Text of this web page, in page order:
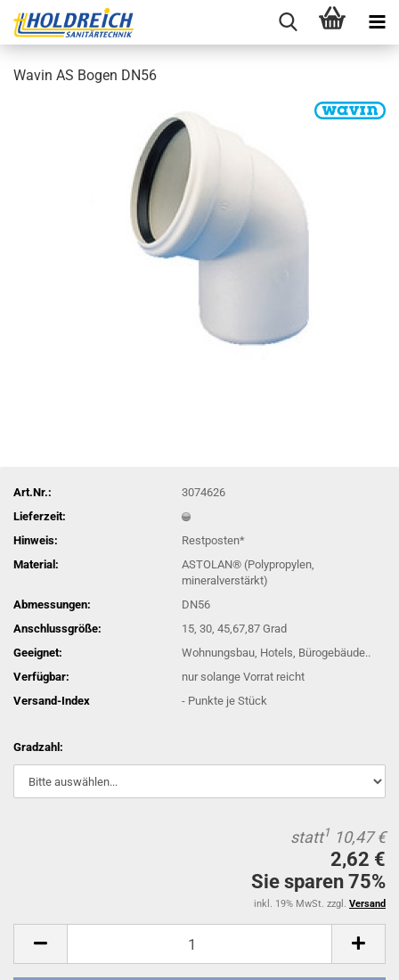
Wavin AS Bogen DN56
Art.Nr.:
3074626
Lieferzeit:
Hinweis:
Restposten*
Material:
ASTOLAN® (Polypropylen,
mineralverstärkt)
Abmessungen:
DN56
Anschlussgröße:
15, 30, 45,67,87 Grad
Geeignet:
Wohnungsbau, Hotels, Bürogebäude..
Verfügbar:
nur solange Vorrat reicht
Versand-Index
- Punkte je Stück
Gradzahl:
statt1 10,47 €
2,62 €
Sie sparen 75%
inkl. 19% MwSt. zzgl. Versand